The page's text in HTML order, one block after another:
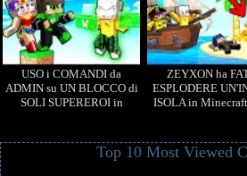
USO i COMANDI da
ADMIN su UN BLOCCO di
SOLI SUPEREROI in
ZEYXON ha
ESPLODERE
ISOLA in
Top 10 Most Viewed